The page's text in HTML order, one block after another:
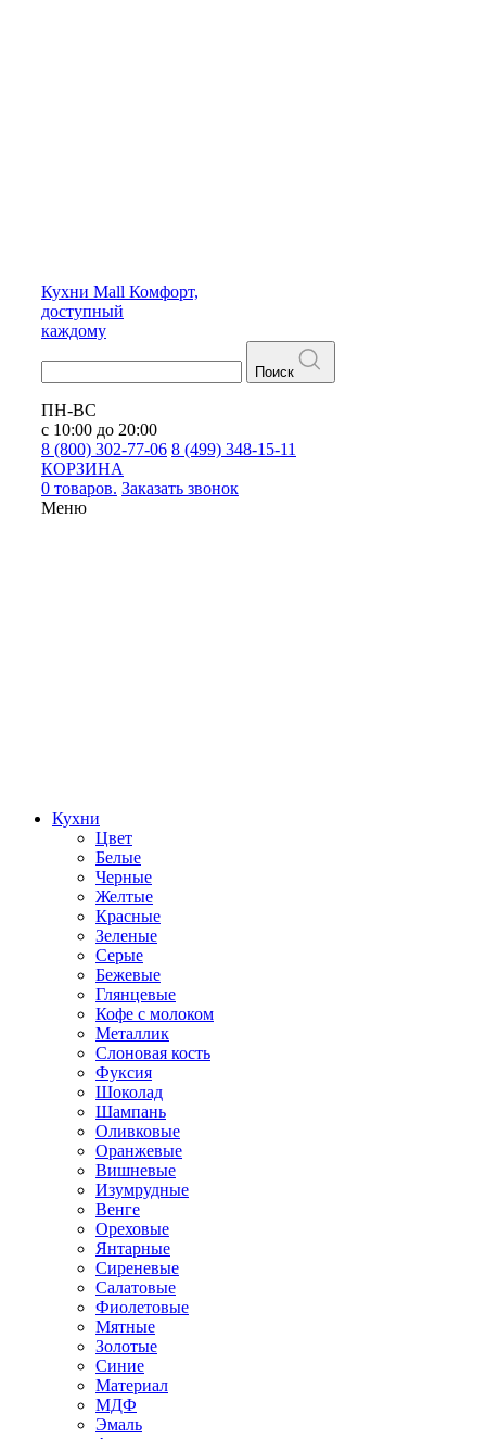
Кухни Mall Комфорт,
доступный
каждому
Поиск
ПН-ВС
с 10:00 до 20:00
8 (800) 302-77-06 8 (499) 348-15-11
КОРЗИНА
0 товаров. Заказать звонок
Меню
Кухни
Цвет
Белые
Черные
Желтые
Красные
Зеленые
Серые
Бежевые
Глянцевые
Кофе с молоком
Металлик
Слоновая кость
Фуксия
Шоколад
Шампань
Оливковые
Оранжевые
Вишневые
Изумрудные
Венге
Ореховые
Янтарные
Сиреневые
Салатовые
Фиолетовые
Мятные
Золотые
Синие
Материал
МДФ
Эмаль